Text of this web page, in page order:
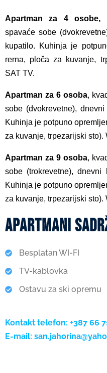
Apartman za 4 osobe,
spavaće sobe (dvokrevetne
kupatilo. Kuhinja je
rerna, ploča za kuvanje,
SAT TV.
Apartman za 6 osoba,
sobe (dvokrevetne), dnevni
Kuhinja je potpuno
za kuvanje, trpezarijski sto).
Apartman za 9 osoba,
sobe (trokrevetne), dnevni
Kuhinja je potpuno
za kuvanje, trpezarijski sto).
apartmani
Besplatan WI-FI
TV-kablovka
Ostavu za ski opremu
Kontakt telefon: +387 66
E-mail: